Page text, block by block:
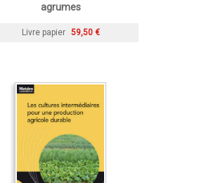
agrumes
Livre papier 59,50 €